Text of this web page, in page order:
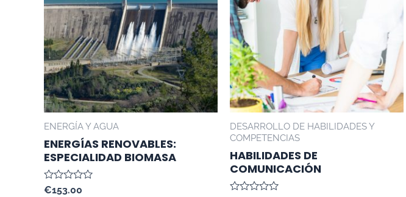
ENERGÍA Y AGUA
ENERGÍAS RENOVABLES:
ESPECIALIDAD BIOMASA
Valorado
€153.00
DESARROLLO DE HABILIDADES Y
COMPETENCIAS
HABILIDADES DE
COMUNICACIÓN